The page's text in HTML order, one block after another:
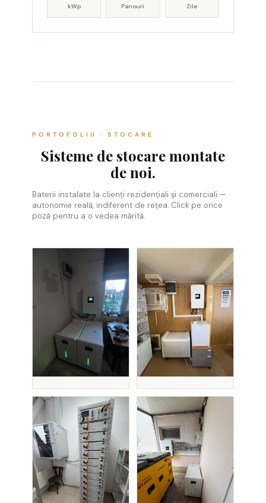
kWp Panouri Zile
PORTOFOLIU · STOCARE
Sisteme de stocare montate
de noi.
Baterii instalate la clienți rezidențiali și comerciali —
autonomie reală, indiferent de rețea. Click pe orice
poză pentru a o vedea mărită.